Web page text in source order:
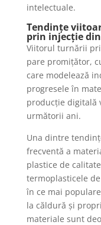
intelectuale.
Tendințe
prin injecție
Viitorul turnării
pare promițător,
care modelează
progresele în
producție digitală
următorii ani.
Una dintre
frecventă a
plastice de
termoplasticele
în ce mai
la căldură și
materiale sunt